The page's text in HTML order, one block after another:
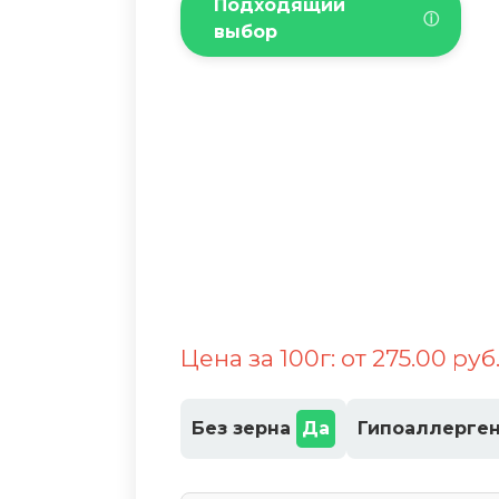
Подходящий
выбор
ⓘ
Цена за 100г: от 275.00 руб.
Без зерна Да